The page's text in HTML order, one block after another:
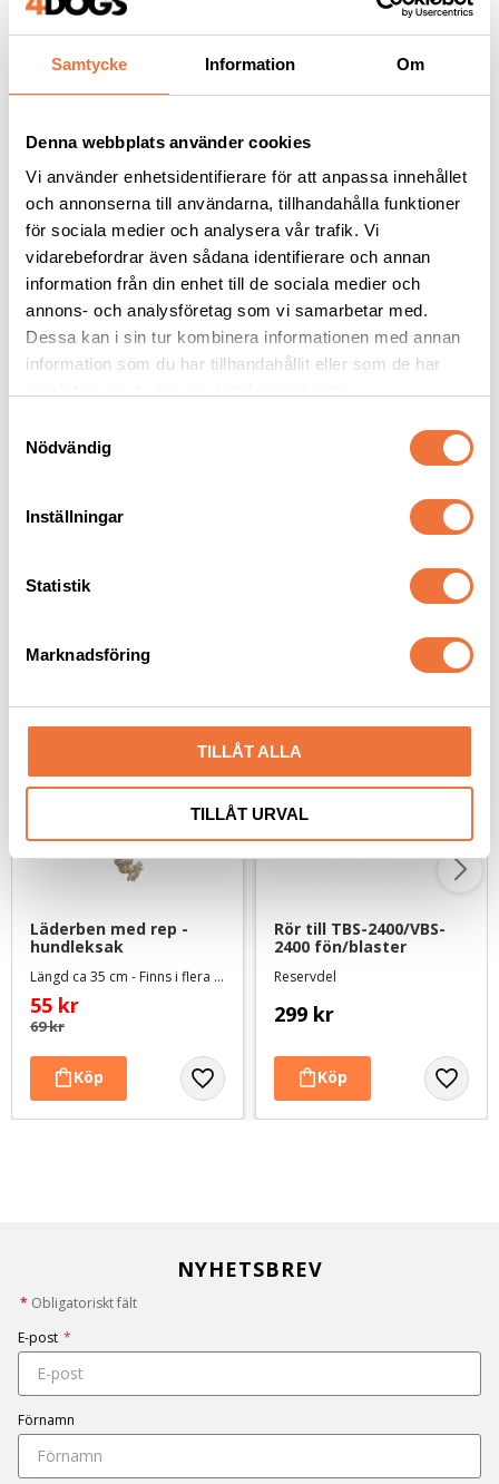
Samtycke Information Om
Denna webbplats använder cookies
Vi använder enhetsidentifierare för att anpassa innehållet
och annonserna till användarna, tillhandahålla funktioner
för sociala medier och analysera vår trafik. Vi
vidarebefordrar även sådana identifierare och annan
information från din enhet till de sociala medier och
annons- och analysföretag som vi samarbetar med.
Dessa kan i sin tur kombinera informationen med annan
information som du har tillhandahållit eller som de har
Nödvändig
Inställningar
Statistik
Marknadsföring
TILLÅT ALLA
TILLÅT URVAL
Soft Pink
Rymmer ca 6,5 dl Av färska råvaror, låg fetthalt
Läderben med rep -
hundleksak
Längd ca 35 cm - Finns i flera färger
55 kr
69kr
Rör till TBS-2400/VBS-
2400 fön/blaster
Reservdel
299 kr
NYHETSBREV
* Obligatoriskt fält
E-post *
Förnamn